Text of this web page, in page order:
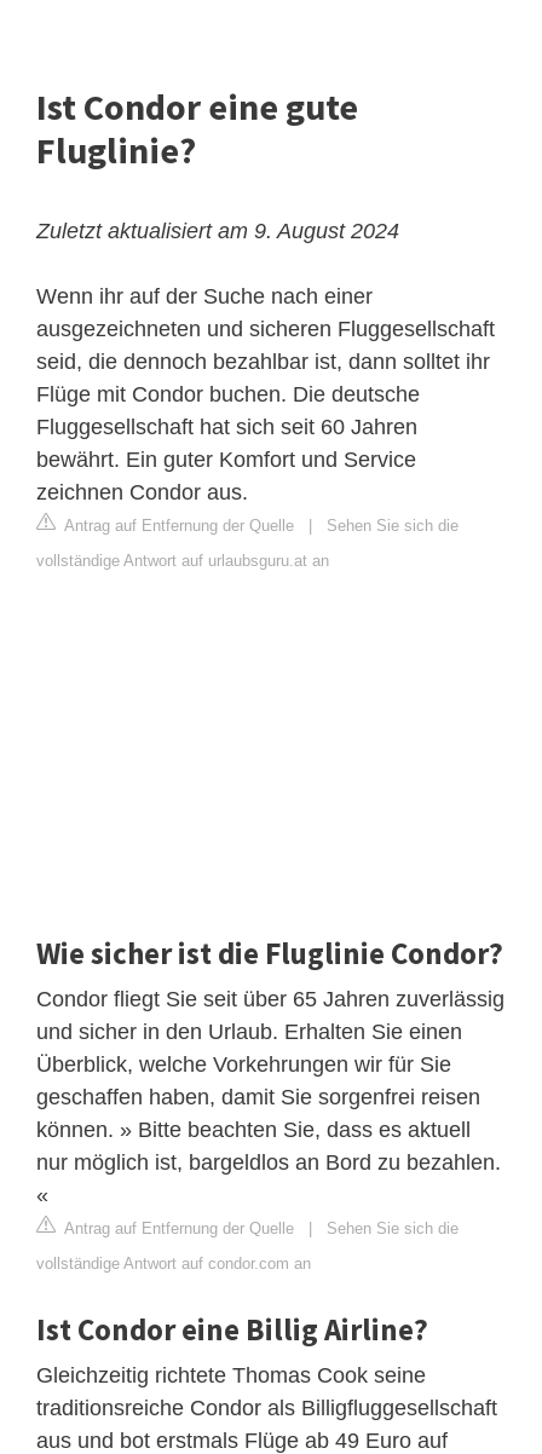
Ist Condor eine gute
Fluglinie?
Zuletzt aktualisiert am 9. August 2024
Wenn ihr auf der Suche nach einer
ausgezeichneten und sicheren Fluggesellschaft
seid, die dennoch bezahlbar ist, dann solltet ihr
Flüge mit Condor buchen. Die deutsche
Fluggesellschaft hat sich seit 60 Jahren
bewährt. Ein guter Komfort und Service
zeichnen Condor aus.
Antrag auf Entfernung der Quelle
Sehen Sie sich die
vollständige Antwort auf urlaubsguru.at an
Wie sicher ist die Fluglinie Condor?
Condor fliegt Sie seit über 65 Jahren zuverlässig
und sicher in den Urlaub. Erhalten Sie einen
Überblick, welche Vorkehrungen wir für Sie
geschaffen haben, damit Sie sorgenfrei reisen
können. » Bitte beachten Sie, dass es aktuell
nur möglich ist, bargeldlos an Bord zu bezahlen.
«
Antrag auf Entfernung der Quelle
Sehen Sie sich die
vollständige Antwort auf condor.com an
Ist Condor eine Billig Airline?
Gleichzeitig richtete Thomas Cook seine
traditionsreiche Condor als Billigfluggesellschaft
aus und bot erstmals Flüge ab 49 Euro auf